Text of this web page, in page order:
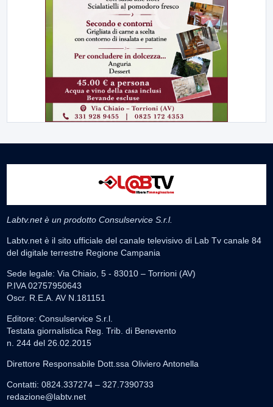
Labtv.net è un prodotto Consulservice S.r.l.
Labtv.net è il sito ufficiale del canale televisivo di Lab Tv canale 84
del digitale terrestre Regione Campania
Sede legale: Via Chiaio, 5 - 83010 – Torrioni (AV)
P.IVA 02757950643
Oscr. R.E.A. AV N.181151
Editore: Consulservice S.r.l.
Testata giornalistica Reg. Trib. di Benevento
n. 244 del 26.02.2015
Direttore Responsabile Dott.ssa Oliviero Antonella
Contatti: 0824.337274 – 327.7390733
redazione@labtv.net